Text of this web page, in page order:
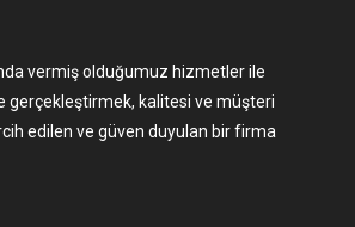
vermiş olduğumuz hizmetler ile
gerçekleştirmek, kalitesi ve müşteri
edilen ve güven duyulan bir firma